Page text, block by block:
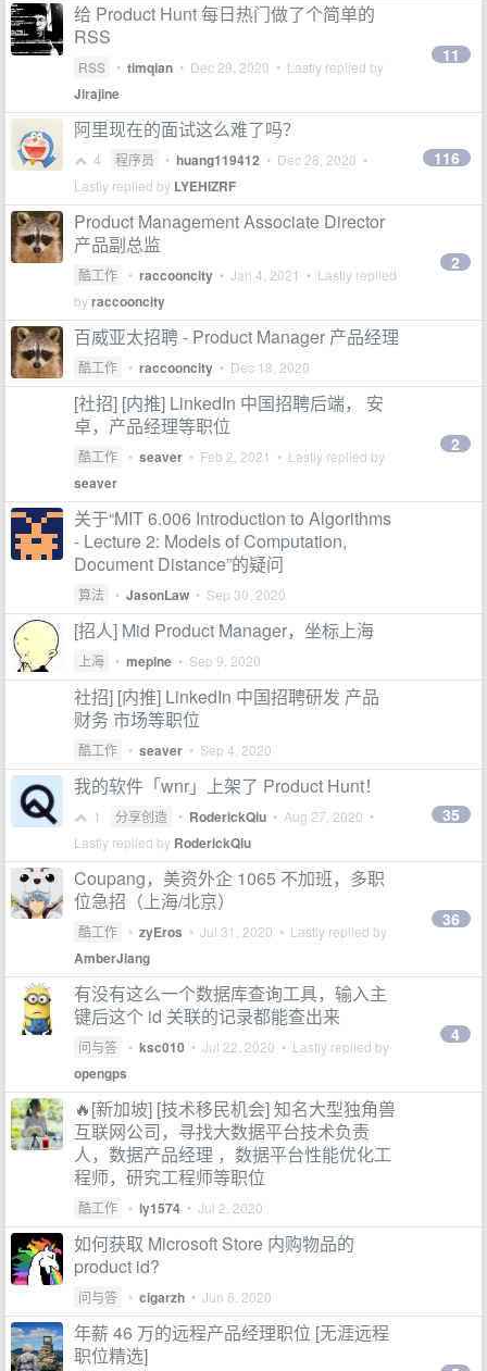
给 Product Hunt 每日热门做了个简单的
RSS
RSS • timqian • Dec 29, 2020 • Lastly replied by
Jirajine
11
阿里现在的面试这么难了吗？
4 程序员 • huang119412 • Dec 28, 2020 •
Lastly replied by LYEHIZRF
116
Product Management Associate Director
产品副总监
酷工作 • raccooncity • Jan 4, 2021 • Lastly replied
byraccooncity
2
百威亚太招聘 - Product Manager 产品经理
酷工作 • raccooncity • Dec 18, 2020
[社招] [内推] LinkedIn 中国招聘后端， 安
卓，产品经理等职位
酷工作 • seaver • Feb 2, 2021 • Lastly replied by
seaver
2
关于“MIT 6.006 Introduction to Algorithms
- Lecture 2: Models of Computation,
Document Distance”的疑问
算法 • JasonLaw • Sep 30, 2020
[招人] Mid Product Manager，坐标上海
上海 • mepine • Sep 9, 2020
社招] [内推] LinkedIn 中国招聘研发 产品
财务 市场等职位
酷工作 • seaver • Sep 4, 2020
我的软件「wnr」上架了 Product Hunt！
1 分享创造 • RoderickQiu • Aug 27, 2020 •
Lastly replied by RoderickQiu
35
Coupang，美资外企 1065 不加班，多职
位急招（上海/北京）
酷工作 • zyEros • Jul 31, 2020 • Lastly replied by
AmberJiang
36
有没有这么一个数据库查询工具，输入主
键后这个 id 关联的记录都能查出来
问与答 • ksc010 • Jul 22, 2020 • Lastly replied by
opengps
4
🔥[新加坡] [技术移民机会] 知名大型独角兽
互联网公司，寻找大数据平台技术负责
人，数据产品经理 ，数据平台性能优化工
程师，研究工程师等职位
酷工作 • ly1574 • Jul 2, 2020
如何获取 Microsoft Store 内购物品的
product id?
问与答 • cigarzh • Jun 6, 2020
年薪 46 万的远程产品经理职位 [无涯远程
职位精选]